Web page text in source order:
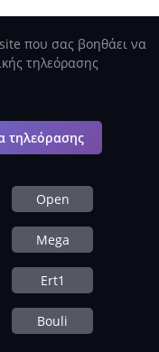
που σας βοηθάει να
τηλεόρασης
τηλεόρασης
Open
Mega
Ert1
Bouli